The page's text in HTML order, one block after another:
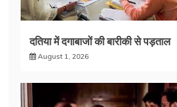
दतिया में दगाबाजों की बारीकी से पड़ताल
August 1, 2026